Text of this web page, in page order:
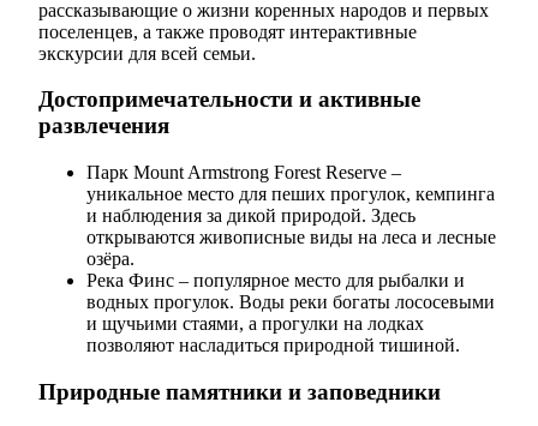
рассказывающие о жизни коренных народов и первых
поселенцев, а также проводят интерактивные
экскурсии для всей семьи.
Достопримечательности и активные
развлечения
Парк Mount Armstrong Forest Reserve –
уникальное место для пеших прогулок, кемпинга
и наблюдения за дикой природой. Здесь
открываются живописные виды на леса и лесные
озёра.
Река Финс – популярное место для рыбалки и
водных прогулок. Воды реки богаты лососевыми
и щучьими стаями, а прогулки на лодках
позволяют насладиться природной тишиной.
Природные памятники и заповедники